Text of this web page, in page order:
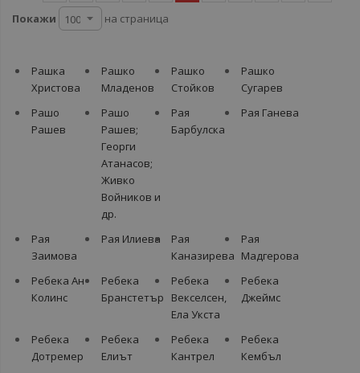
Покажи
на страница
Рашка
Христова
Рашко
Младенов
Рашко
Стойков
Рашко
Сугарев
Рашо
Рашев
Рашо
Рашев;
Георги
Атанасов;
Живко
Войников и
др.
Рая
Барбулска
Рая Ганева
Рая
Заимова
Рая Илиева
Рая
Каназирева
Рая
Мадгерова
Ребека Ан
Колинс
Ребека
Бранстетър
Ребека
Векселсен,
Ела Укста
Ребека
Джеймс
Ребека
Дотремер
Ребека
Елиът
Ребека
Кантрел
Ребека
Кембъл